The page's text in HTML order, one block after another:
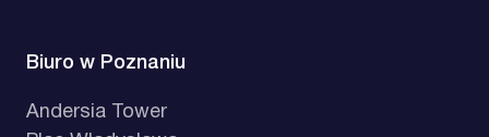
Biuro w Poznaniu
Andersia Tower